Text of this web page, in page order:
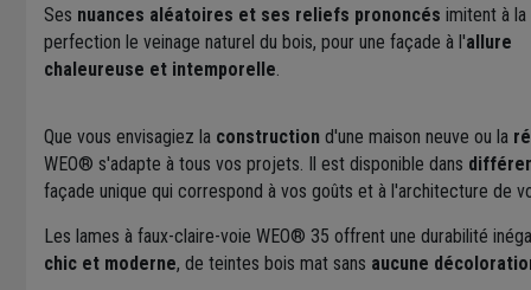
Ses nuances aléatoires et ses reliefs prononcés imitent à la
perfection le veinage naturel du bois, pour une façade à l'allure
chaleureuse et intemporelle
Que vous envisagiez la construction d'une maison neuve ou la
WEO® s'adapte à tous vos projets. Il est disponible dans
façade unique qui correspond à vos goûts et à l'architecture de
Les lames à faux-claire-voie WEO® 35 offrent une durabilité
chic et moderne, de teintes bois mat sans aucune